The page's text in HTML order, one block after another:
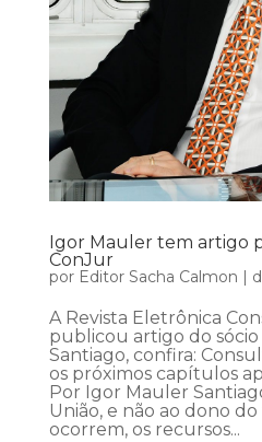
Igor Mauler tem artigo
ConJur
por Editor Sacha Calmon
A Revista Eletrônica
publicou artigo do
Santiago, confira:
os próximos capítulos
Por Igor Mauler
União, e não ao dono
ocorrem, os recursos...